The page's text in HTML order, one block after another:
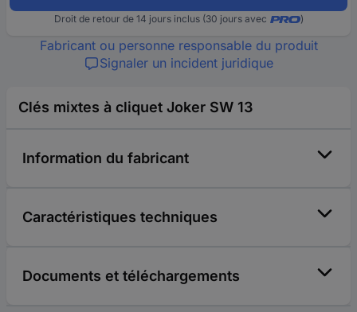
Droit de retour de 14 jours inclus (30 jours avec )
Fabricant ou personne responsable du produit
Signaler un incident juridique
Clés mixtes à cliquet Joker SW 13
Information du fabricant
Caractéristiques techniques
Documents et téléchargements